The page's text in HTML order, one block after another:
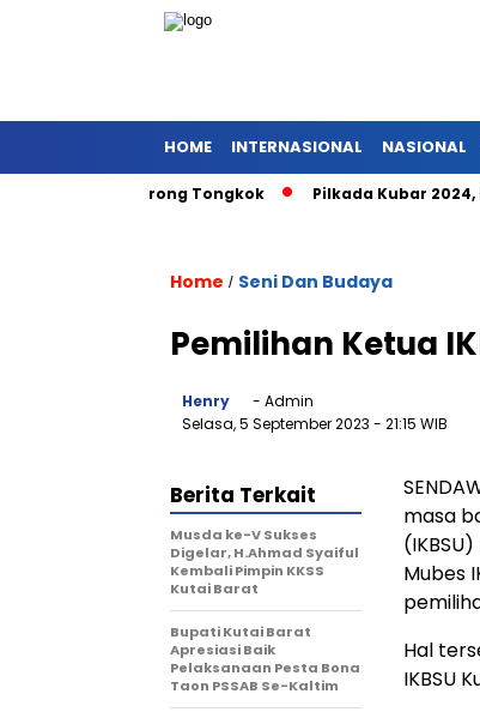
HOME INTERNASIONAL NASIONAL
Pniel Barong Tongkok Pilkada Kubar 2024,
Home / Seni Dan Budaya
Pemilihan Ketua
Henry
- Admin
Selasa, 5 September 2023 - 21:15 WIB
masa
Mubes
Hal
IKBSU
Berita Terkait
Musda ke-V Sukses
Digelar, H.Ahmad Syaiful
Kembali Pimpin KKSS
Kutai Barat
Bupati Kutai Barat
Apresiasi Baik
Pelaksanaan Pesta Bona
Taon PSSAB Se-Kaltim